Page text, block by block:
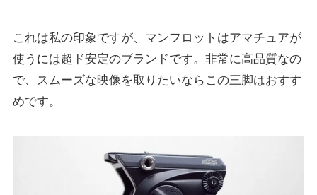
これは私の印象ですが、マンフロットはアマチュアが
使うには超ド安定のブランドです。非常に高品質なの
で、スムーズな映像を取りたいならこの三脚はおすす
めです。